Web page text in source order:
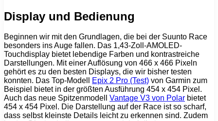
Display und Bedienung
Beginnen wir mit den Grundlagen, die bei der Suunto Race
besonders ins Auge fallen. Das 1,43-Zoll-AMOLED-
Touchdisplay bietet lebendige Farben und kontrastreiche
Darstellungen. Mit einer Auflösung von 466 x 466 Pixeln
gehört es zu den besten Displays, die wir bisher testen
konnten. Das Top-Modell
Epix 2 Pro (Test) von Garmin zum
Beispiel bietet in der größten Ausführung 454 x 454 Pixel.
Auch das neue Spitzenmodell Vantage V3 von Polar bietet
454 x 454 Pixel. Die Darstellung auf der Race ist so scharf,
dass selbst kleinste Details leicht zu erkennen sind. Zudem